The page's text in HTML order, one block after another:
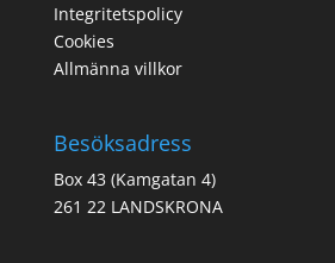
Integritetspolicy
Cookies
Allmänna villkor
Besöksadress
Box 43 (Kamgatan 4)
261 22 LANDSKRONA